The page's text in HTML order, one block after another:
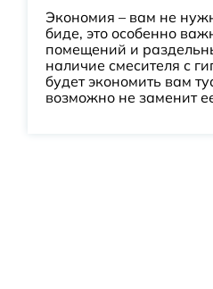
Экономия – вам не
биде, это особенно
помещений и
наличие смесителя с
будет экономить вам
возможно не заменит